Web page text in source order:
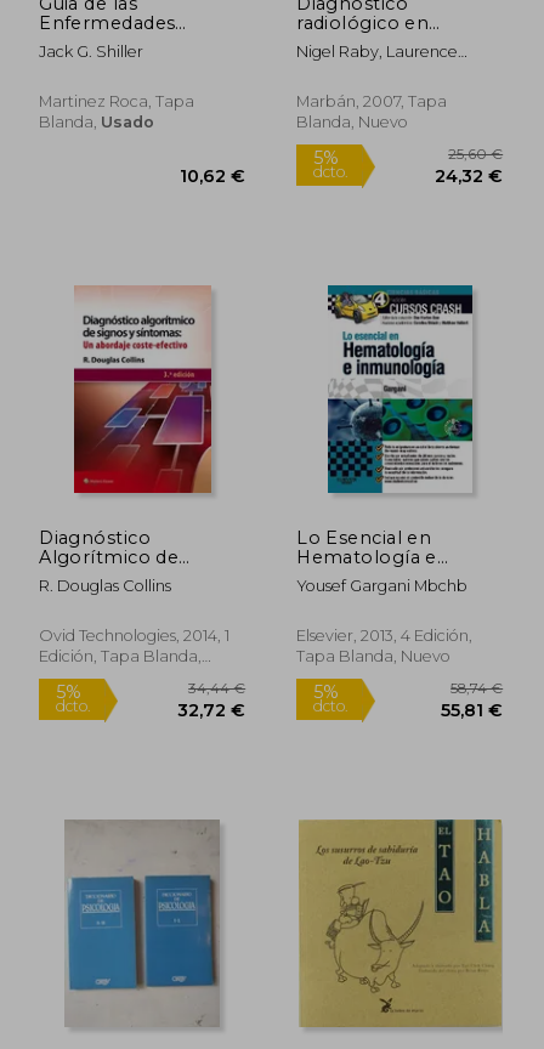
Enfermedades
Infantiles
Jack G. Shiller
Martinez Roca, Tapa
Blanda, Usado
10,62 €
radiológico en
urgencias
Nigel Raby, Laurence
Marbán, 2007, Tapa
Blanda, Nuevo
5%
dcto.
Diagnóstico
Algorítmico de
Signos y Síntomas:
Un Abordaje Coste-
Coste-Efectivo:
R. Douglas Collins
Ovid Technologies, 2014, 1
Edición, Tapa Blanda,
Nuevo
5%
Lo Esencial en
Hematología e
Inmunología - 4ª
Edición (+
Yousef Gargani Mbchb
Elsevier, 2013, 4 Edición,
Tapa Blanda, Nuevo
5%